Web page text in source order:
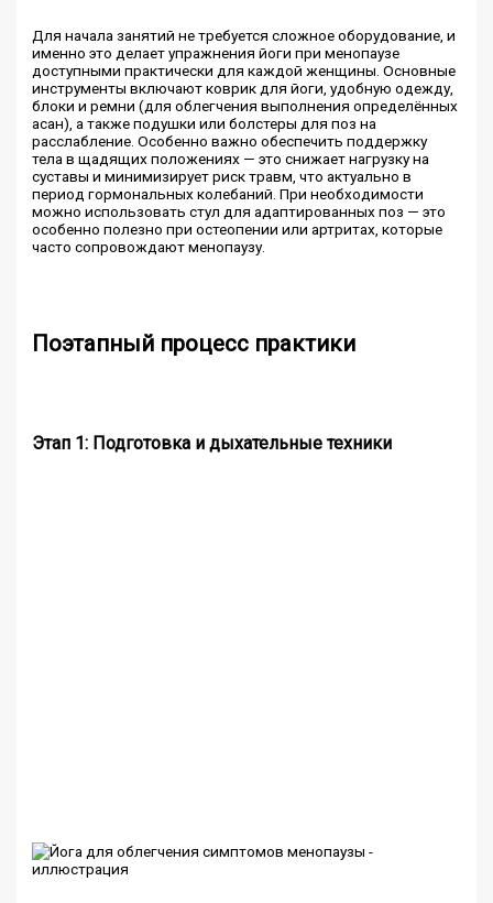
Для начала занятий не требуется сложное оборудование, и
именно это делает упражнения йоги при менопаузе
доступными практически для каждой женщины. Основные
инструменты включают коврик для йоги, удобную одежду,
блоки и ремни (для облегчения выполнения определённых
асан), а также подушки или болстеры для поз на
расслабление. Особенно важно обеспечить поддержку
тела в щадящих положениях — это снижает нагрузку на
суставы и минимизирует риск травм, что актуально в
период гормональных колебаний. При необходимости
можно использовать стул для адаптированных поз — это
особенно полезно при остеопении или артритах, которые
часто сопровождают менопаузу.
Поэтапный процесс практики
Этап 1: Подготовка и дыхательные техники